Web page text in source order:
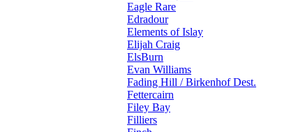
Eagle Rare
Edradour
Elements of Islay
Elijah Craig
ElsBurn
Evan Williams
Fading Hill / Birkenhof Dest.
Fettercairn
Filey Bay
Filliers